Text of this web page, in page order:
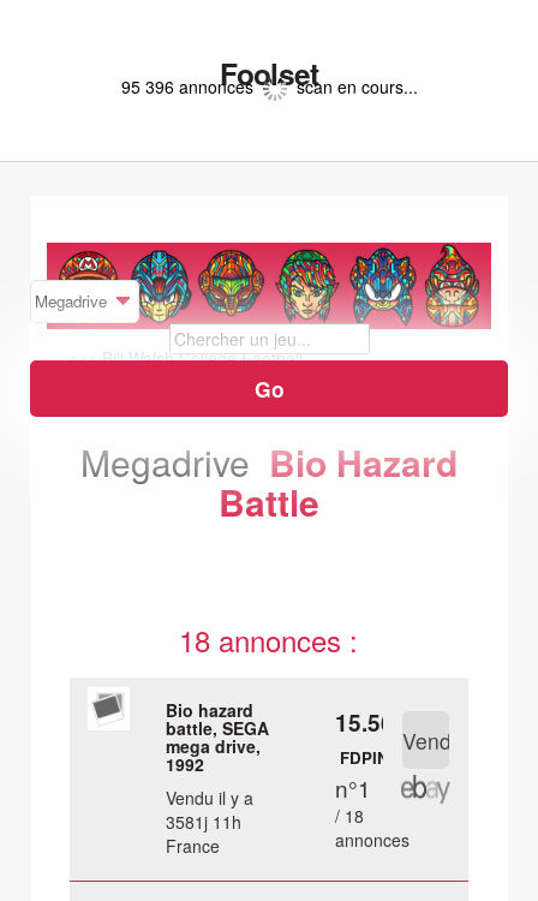
Foolset
95 396 annonces scan en cours...
<<< Bill Walsh College Football
Blades of Vengeance >>>
Megadrive Bio Hazard
Battle
18 annonces :
Bio hazard
battle, SEGA
mega drive,
1992
Vendu il y a
3581j 11h
France
15.56 €
FDPIN
n°1
/ 18
annonces